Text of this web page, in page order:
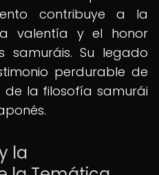
contribuye a la
valentía y el honor
samuráis. Su legado
perdurable de
la filosofía samurái
la